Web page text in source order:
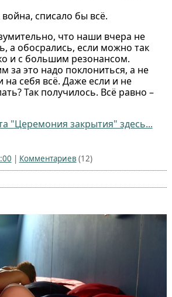
война, списало бы всё.
что наши вчера не
а обосрались, если можно так
и с большим резонансом.
за это надо поклониться, а не
на себя всё. Даже если и не
Так получилось. Всё равно –
"Церемония закрытия" здесь...
| Комментариев (12)